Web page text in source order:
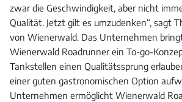
zwar die Geschwindigkeit, aber nicht
Qualität. Jetzt gilt es umzudenken“, sagt
von Wienerwald. Das Unternehmen
Wienerwald Roadrunner ein To-go-
Tankstellen einen Qualitätssprung
einer guten gastronomischen Option
Unternehmen ermöglicht Wienerwald